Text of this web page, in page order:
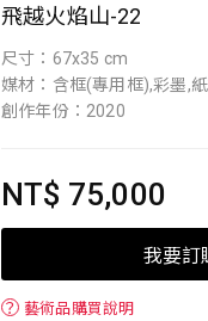
飛越火焰山-22
尺寸：67x35 cm
媒材：含框(專用框),彩墨,
創作年份：2020
NT$ 75,000
我要訂
？ 藝術品購買說明